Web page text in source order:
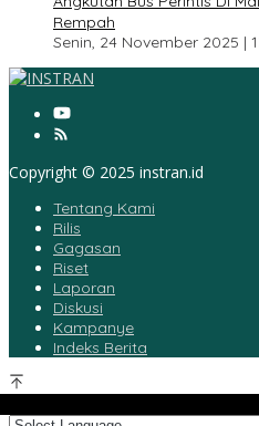
Rempah
Senin, 24 November 2025 |
Copyright © 2025 instran.id
Tentang Kami
Rilis
Gagasan
Riset
Laporan
Diskusi
Kampanye
Indeks Berita